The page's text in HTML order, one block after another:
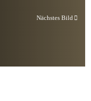
Nächstes Bild